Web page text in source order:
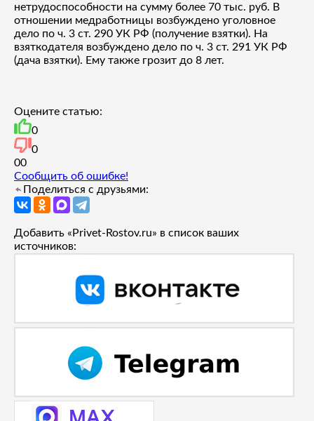
нетрудоспособности на сумму более 70 тыс. руб. В
отношении медработницы возбуждено уголовное
дело по ч. 3 ст. 290 УК РФ (получение взятки). На
взяткодателя возбуждено дело по ч. 3 ст. 291 УК РФ
(дача взятки). Ему также грозит до 8 лет.
Оцените статью:
0
0
00
Сообщить об ошибке!
Поделиться с друзьями:
Добавить «Privet-Rostov.ru» в список ваших
источников: